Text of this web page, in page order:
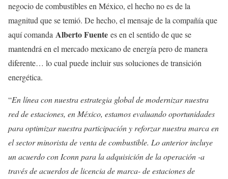
negocio de combustibles en México, el hecho no es de la
magnitud que se temió. De hecho, el mensaje de la compañía que
aquí comanda Alberto Fuente es en el sentido de que se
mantendrá en el mercado mexicano de energía pero de manera
diferente… lo cual puede incluir sus soluciones de transición
energética.
“En línea con nuestra estrategia global de modernizar nuestra
red de estaciones, en México, estamos evaluando oportunidades
para optimizar nuestra participación y reforzar nuestra marca en
el sector minorista de venta de combustible. Lo anterior incluye
un acuerdo con Iconn para la adquisición de la operación -a
través de acuerdos de licencia de marca- de estaciones de